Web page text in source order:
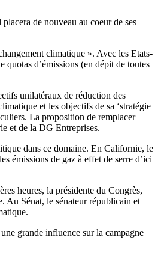
de nouveau au coeur de ses
climatique ». Avec les Etats-
d’émissions (en dépit de toutes
unilatéraux de réduction des
et les objectifs de sa ‘stratégie
La proposition de remplacer
et de la DG Entreprises.
dans ce domaine. En Californie, le
émissions de gaz à effet de serre d’ici
heures, la présidente du Congrès,
Au Sénat, le sénateur républicain et
grande influence sur la campagne